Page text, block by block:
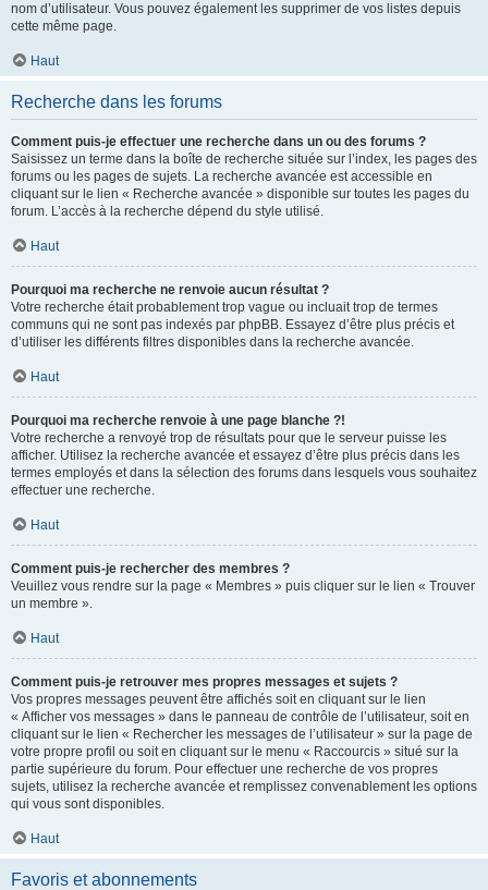
nom d’utilisateur. Vous pouvez également les supprimer de vos listes depuis
cette même page.
Haut
Recherche dans les forums
Comment puis-je effectuer une recherche dans un ou des forums ?
Saisissez un terme dans la boîte de recherche située sur l’index, les pages des
forums ou les pages de sujets. La recherche avancée est accessible en
cliquant sur le lien « Recherche avancée » disponible sur toutes les pages du
forum. L’accès à la recherche dépend du style utilisé.
Haut
Pourquoi ma recherche ne renvoie aucun résultat ?
Votre recherche était probablement trop vague ou incluait trop de termes
communs qui ne sont pas indexés par phpBB. Essayez d’être plus précis et
d’utiliser les différents filtres disponibles dans la recherche avancée.
Haut
Pourquoi ma recherche renvoie à une page blanche ?!
Votre recherche a renvoyé trop de résultats pour que le serveur puisse les
afficher. Utilisez la recherche avancée et essayez d’être plus précis dans les
termes employés et dans la sélection des forums dans lesquels vous souhaitez
effectuer une recherche.
Haut
Comment puis-je rechercher des membres ?
Veuillez vous rendre sur la page « Membres » puis cliquer sur le lien « Trouver
un membre ».
Haut
Comment puis-je retrouver mes propres messages et sujets ?
Vos propres messages peuvent être affichés soit en cliquant sur le lien
« Afficher vos messages » dans le panneau de contrôle de l’utilisateur, soit en
cliquant sur le lien « Rechercher les messages de l’utilisateur » sur la page de
votre propre profil ou soit en cliquant sur le menu « Raccourcis » situé sur la
partie supérieure du forum. Pour effectuer une recherche de vos propres
sujets, utilisez la recherche avancée et remplissez convenablement les options
qui vous sont disponibles.
Haut
Favoris et abonnements